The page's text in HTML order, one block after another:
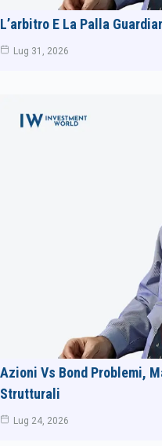
L’arbitro E La Palla
Lug 31, 2026
Azioni Vs Bond Problemi,
Strutturali
Lug 24, 2026